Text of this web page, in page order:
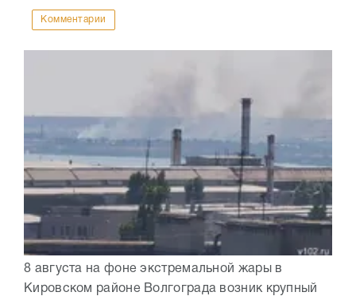
Комментарии
8 августа на фоне экстремальной жары в
Кировском районе Волгограда возник крупный